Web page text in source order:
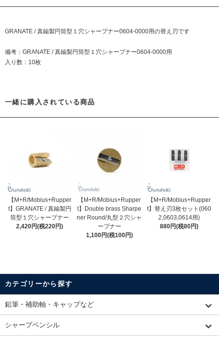
GRANATE / 真鍮製円筒型１穴シャープナー0604-0000用の替え刃です
備考： GRANATE / 真鍮製円筒型１穴シャープナー0604-0000用
入り数：10枚
一緒に購入されている商品
【M+R/Mobius+Rupper
t】GRANATE / 真鍮製円
筒型１穴シャープナー
2,420円(税220円)
【M+R/Mobius+Rupper
t】Double brass Sharpe
ner Round/丸型２穴シャ
ープナー
1,100円(税100円)
【M+R/Mobius+Rupper
t】替え刃3枚セット(060
2,0603,0614用)
880円(税80円)
カテゴリーから探す
鉛筆・補助軸・キャップなど
シャープペンシル